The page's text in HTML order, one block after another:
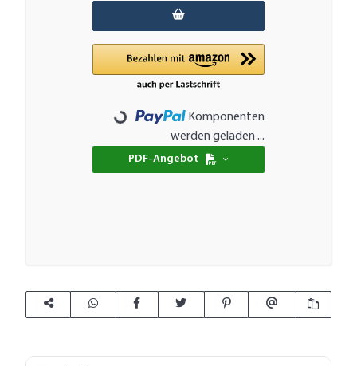
Loading...
Komponenten
werden geladen ...
PDF-Angebot